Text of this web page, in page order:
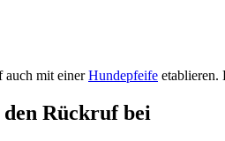
auch mit einerHundepfeife etablieren.
Rückruf bei